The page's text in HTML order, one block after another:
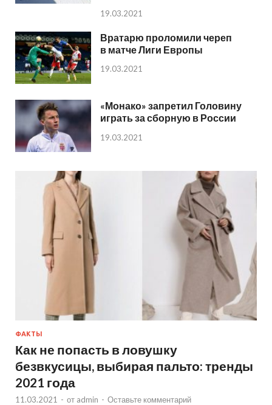
19.03.2021
Вратарю проломили череп
в матче Лиги Европы
19.03.2021
«Монако» запретил Головину
играть за сборную в России
19.03.2021
ФАКТЫ
Как не попасть в ловушку
безвкусицы, выбирая пальто: тренды
2021 года
11.03.2021 - от admin - Оставьте комментарий